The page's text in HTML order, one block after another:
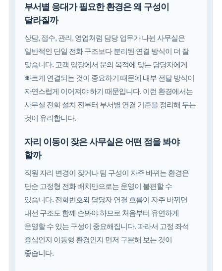
부서별 응대가 필요한 환경은 왜 구성이
달라질까
상담, 접수, 관리, 영업처럼 담당 업무가 나뉜 사무실은
일반적인 단일 전화 구조보다 분리된 연결 방식이 더 잘
맞습니다. 고객 입장에서 문의 목적에 맞는 담당자에게
빠르게 연결되는 것이 중요하기 때문에 내부 전달 방식이
자연스럽게 이어져야 하기 때문입니다. 이런 환경에서는
사무실 전화 설치 전부터 부서별 연결 기준을 정리해 두는
것이 유리합니다.
자리 이동이 잦은 사무실은 어떤 점을 봐야
할까
직원 자리 변경이 잦거나 팀 구성이 자주 바뀌는 환경은
단순 고정형 전화 배치만으로는 운영이 불편할 수
있습니다. 전화번호와 담당자 연결 흐름이 자주 바뀌면
내선 구조도 함께 손봐야 하므로 처음부터 유연하게
운영할 수 있는 구성이 중요해집니다. 따라서 고정 좌석
중심인지 이동형 환경인지 먼저 구분해 보는 것이
좋습니다.